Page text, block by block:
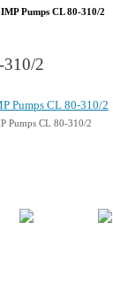
Pumps CL 80-310/2
2
Pumps CL 80-310/2